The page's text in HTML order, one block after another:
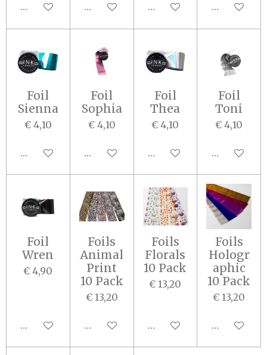
In winkelwagenIn winkelwagenIn winkelwagen
In
Foil
Sienna
€ 4,10
In winkelwagen
Foil
Sophia
€ 4,10
In winkelwagen
Foil
Thea
€ 4,10
In winkelwagen
Foil
Toni
€ 4,10
In
Foil
Wren
€ 4,90
In winkelwagen
Foils
Animal
Print
10 Pack
€ 13,20
In winkelwagen
Foils
Florals
10 Pack
€ 13,20
In winkelwagen
Foils
Hologr
aphic
10 Pack
€ 13,20
In